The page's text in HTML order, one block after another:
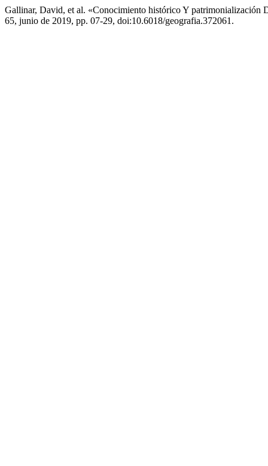
Gallinar, David, et al. «Conocimiento histórico Y patrimonialización
65, junio de 2019, pp. 07-29, doi:10.6018/geografia.372061.